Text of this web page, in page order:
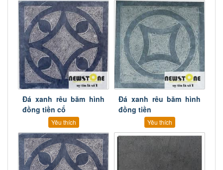
Đá xanh rêu băm hình
đồng tiền cổ
Yêu thích
Đá xanh rêu băm hình
đồng tiền
Yêu thích